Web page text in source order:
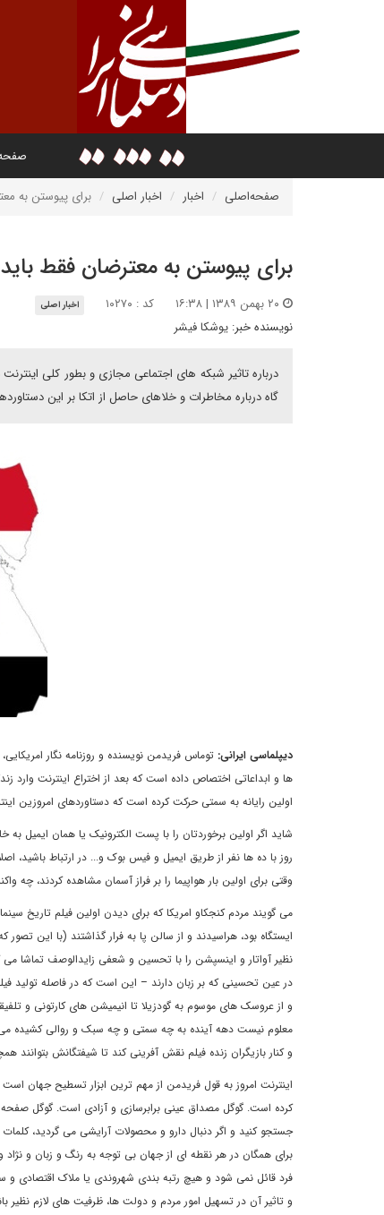
صفحه‌اصلی اخبار اخبار اصلی براى پيوستن به
براى پيوستن به معترضان فقط
کد : ۱۰۲۷۰ اخبار اصلی
نویسنده خبر: یوشکا فیشر
درباره تاثير شبکه هاى اجتماعى مجازى و بطور کلى
گاه درباره مخاطرات و خلاهاى حاصل از اتکا بر اين
ديپلماسى ايرانى: توماس فريدمن نويسنده و روزنامه نگار
ها و ابداعاتى اختصاص داده است که بعد از اختراع اينترنت وارد
اولين رايانه به سمتى حرکت کرده است که دستاوردهاى
شايد اگر اولين برخوردتان را با پست الکترونيک يا همان ايميل
روز با ده ها نفر از طريق ايميل و فيس بوک و... در ارتباط باشيد،
وقتى براى اولين بار هواپيما را بر فراز آسمان مشاهده کردند، چه
ايستگاه بود، هراسيدند و از سالن پا به فرار گذاشتند (با اين
نظير آواتار و اينسپشن را با تحسين و شعفى زايدالوصف تماشا
در عين تحسينى که بر زبان دارند – اين است که در فاصله توليد
و از عروسک هاى موسوم به گودزيلا تا انيميشن هاى کارتونى و
معلوم نيست دهه آينده به چه سمتى و چه سبک و روالى کشيده مى
و کنار بازيگران زنده فيلم نقش آفرينى کند تا شيفتگانش
اينترنت امروز به قول فريدمن از مهم ترين ابزار تسطيح جهان
کرده است. گوگل مصداق عينى برابرسازى و آزادى است. گوگل صفحه
جستجو کنيد و اگر دنبال دارو و محصولات آرايشى مى گرديد، کلمات
براى همگان در هر نقطه اى از جهان بى توجه به رنگ و زبان و
فرد قائل نمى شود و هيچ رتبه بندى شهروندى يا ملاک اقتصادى و
و تاثير آن در تسهيل امور مردم و دولت ها، ظرفيت هاى لازم نظير